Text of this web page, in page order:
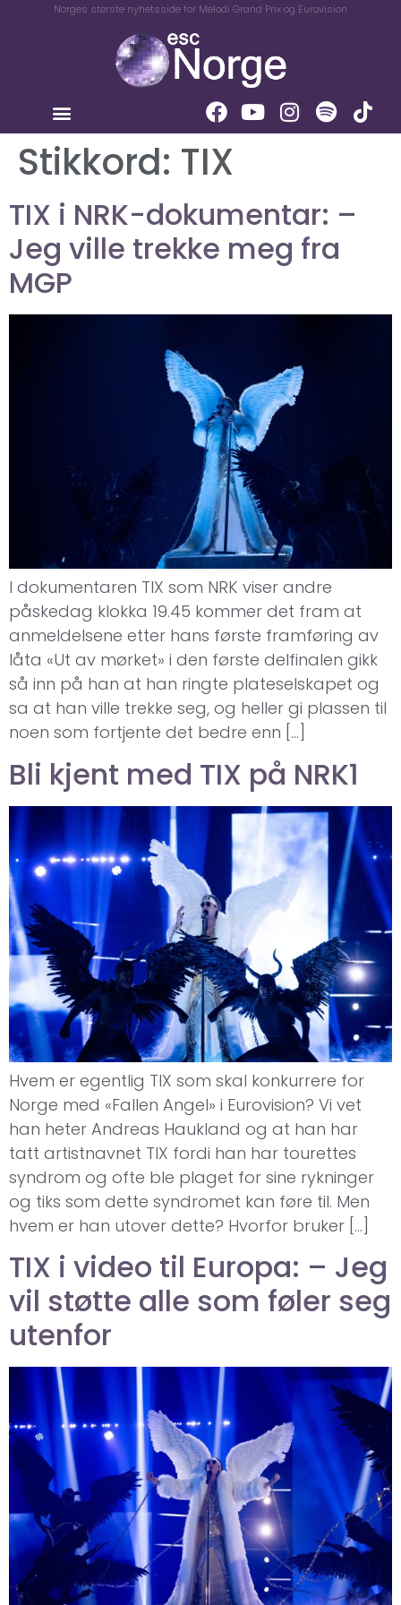
Norges største nyhetsside for Melodi Grand Prix og Eurovision
Stikkord: TIX
TIX i NRK-dokumentar: –
Jeg ville trekke meg fra
MGP
I dokumentaren TIX som NRK viser andre
påskedag klokka 19.45 kommer det fram at
anmeldelsene etter hans første framføring av
låta «Ut av mørket» i den første delfinalen gikk
så inn på han at han ringte plateselskapet og
sa at han ville trekke seg, og heller gi plassen til
noen som fortjente det bedre enn […]
Bli kjent med TIX på NRK1
Hvem er egentlig TIX som skal konkurrere for
Norge med «Fallen Angel» i Eurovision? Vi vet
han heter Andreas Haukland og at han har
tatt artistnavnet TIX fordi han har tourettes
syndrom og ofte ble plaget for sine rykninger
og tiks som dette syndromet kan føre til. Men
hvem er han utover dette? Hvorfor bruker […]
TIX i video til Europa: – Jeg
vil støtte alle som føler seg
utenfor